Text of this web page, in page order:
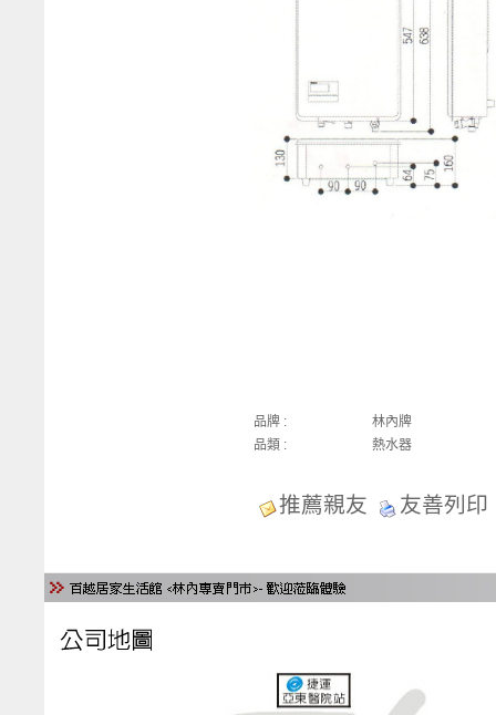
品牌 :
林內牌
品類 :
熱水器
推薦親友 友善列印